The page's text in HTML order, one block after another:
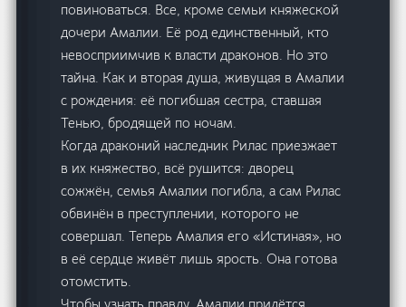
повиноваться. Все, кроме семьи княжеской
дочери Амалии. Её род единственный, кто
невосприимчив к власти драконов. Но это
тайна. Как и вторая душа, живущая в Амалии
с рождения: её погибшая сестра, ставшая
Тенью, бродящей по ночам.
Когда драконий наследник Рилас приезжает
в их княжество, всё рушится: дворец
сожжён, семья Амалии погибла, а сам Рилас
обвинён в преступлении, которого не
совершал. Теперь Амалия его «Истиная», но
в её сердце живёт лишь ярость. Она готова
отомстить.